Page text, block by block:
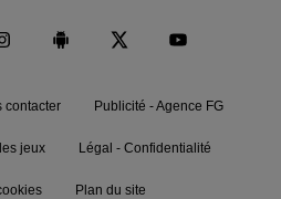
contacter Publicité - Agence FG
jeux Légal - Confidentialité
Plan du site